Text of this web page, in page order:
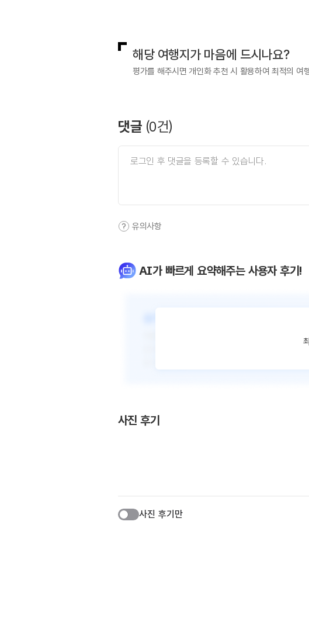
해당 여행지가 마음에 드시나요?
평가를 해주시면 개인화 추천 시 활용하여 최적의 여
댓글 (0건)
유의사항
AI가 빠르게 요약해주는 사용자 후기!
사진 후기
사진 후기만